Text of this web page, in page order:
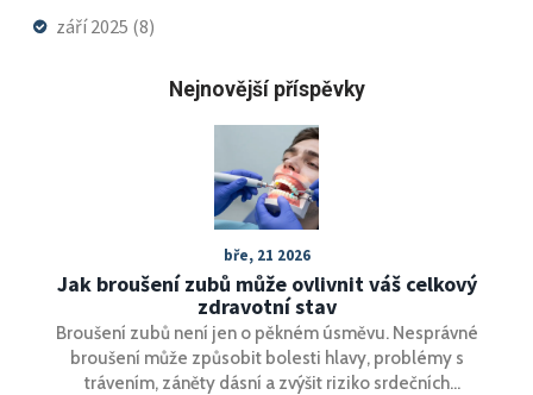
září 2025 (8)
Nejnovější příspěvky
bře, 21 2026
Jak broušení zubů může ovlivnit váš celkový
zdravotní stav
Broušení zubů není jen o pěkném úsměvu. Nesprávné
broušení může způsobit bolesti hlavy, problémy s
trávením, záněty dásní a zvýšit riziko srdečních